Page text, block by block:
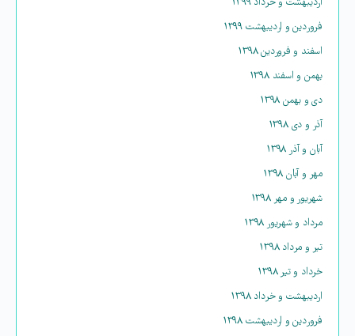
فروردین و اردیبهشت ۱۳۹۹
اسفند و فروردین ۱۳۹۸
بهمن و اسفند ۱۳۹۸
دی و بهمن ۱۳۹۸
آذر و دی ۱۳۹۸
آبان و آذر ۱۳۹۸
مهر و آبان ۱۳۹۸
شهریور و مهر ۱۳۹۸
مرداد و شهریور ۱۳۹۸
تیر و مرداد ۱۳۹۸
خرداد و تیر ۱۳۹۸
اردیبهشت و خرداد ۱۳۹۸
فروردین و اردیبهشت ۱۳۹۸